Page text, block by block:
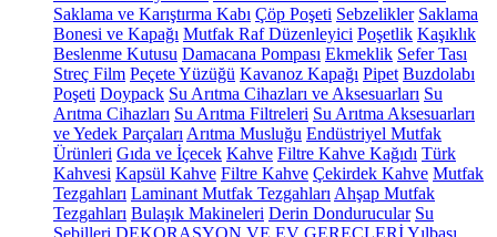
Saklama ve Karıştırma Kabı Çöp Poşeti Sebzelikler Saklama
Bonesi ve Kapağı Mutfak Raf Düzenleyici Poşetlik Kaşıklık
Beslenme Kutusu Damacana Pompası Ekmeklik Sefer Tası
Streç Film Peçete Yüzüğü Kavanoz Kapağı Pipet Buzdolabı
Poşeti Doypack Su Arıtma Cihazları ve Aksesuarları Su
Arıtma Cihazları Su Arıtma Filtreleri Su Arıtma Aksesuarları
ve Yedek Parçaları Arıtma Musluğu Endüstriyel Mutfak
Ürünleri Gıda ve İçecek Kahve Filtre Kahve Kağıdı Türk
Kahvesi Kapsül Kahve Filtre Kahve Çekirdek Kahve Mutfak
Tezgahları Laminant Mutfak Tezgahları Ahşap Mutfak
Tezgahları Bulaşık Makineleri Derin Dondurucular Su
Sebilleri DEKORASYON VE EV GEREÇLERİYılbaşı